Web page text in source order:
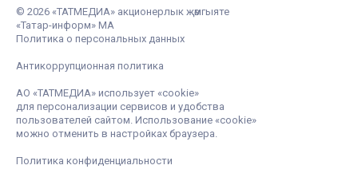
© 2026 «ТАТМЕДИА» акционерлык җәмгыяте
«Татар-информ» МА
Политика о персональных данных
Антикоррупционная политика
АО «ТАТМЕДИА» использует «cookie»
для персонализации сервисов и удобства
пользователей сайтом. Использование «cookie»
можно отменить в настройках браузера.
Политика конфиденциальности